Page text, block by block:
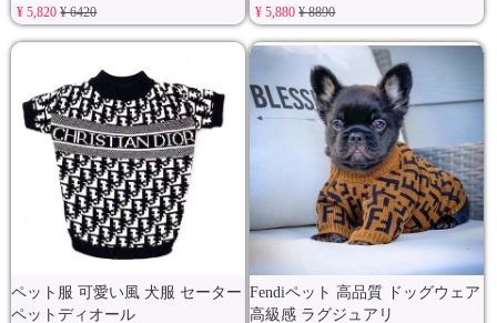
¥ 5,820¥ 6420 ¥ 5,880¥ 8890
ペット服 可愛い風 犬服 セーター
ペットディオール
Fendiペット 高品質 ドッグウェア
高級感 ラグジュアリ